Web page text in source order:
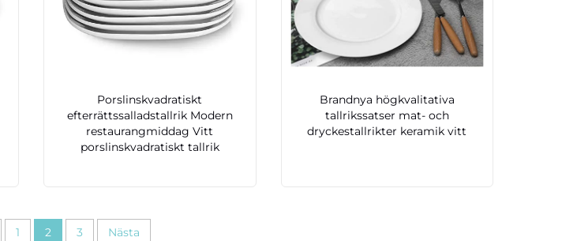
Porslinskvadratiskt
efterrättssalladstallrik Modern
restaurangmiddag Vitt
porslinskvadratiskt tallrik
Brandnya högkvalitativa
tallrikssatser mat- och
dryckestallrikter keramik vitt
1 2 3 Nästa